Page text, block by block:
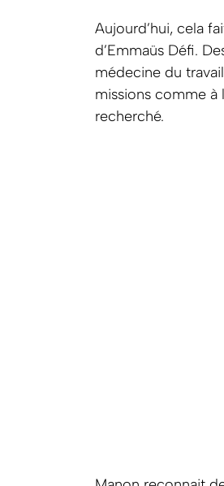
Aujourd’hui, cela
d’Emmaüs Défi.
médecine du
missions comme à
recherché.